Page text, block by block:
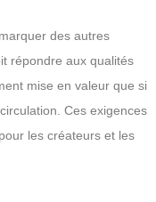
des autres
répondre aux qualités
mise en valeur que si
Ces exigences
les créateurs et les